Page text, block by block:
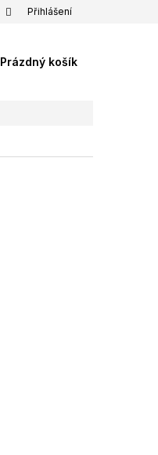
Přihlášení
NÁKUPNÍ
Prázdný košík